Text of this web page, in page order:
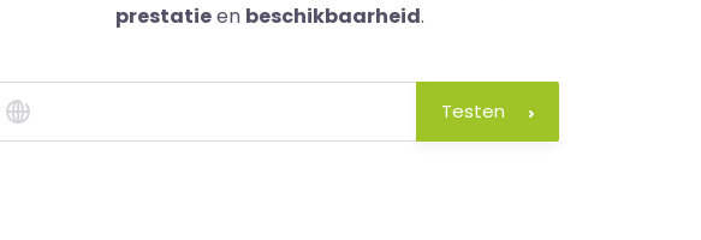
prestatieen beschikbaarheid.
Testen